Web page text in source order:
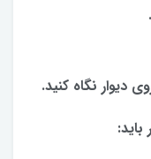
دیوار نگاه کنید.